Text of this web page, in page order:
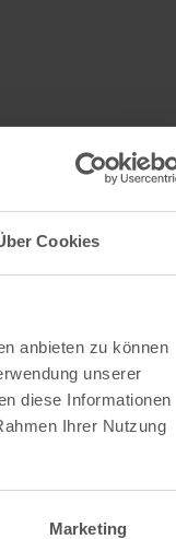
Cookies
anbieten zu können
unserer
diese Informationen
Ihrer Nutzung
Marketing